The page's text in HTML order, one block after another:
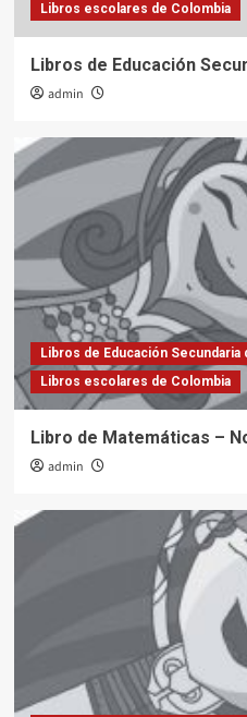
Libros escolares de Colombia
Libros de Educación
admin
Libros de Educación Secundaria
Libros escolares de Colombia
Libro de Matemáticas –
admin